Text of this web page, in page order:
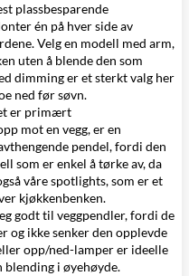
plassbesparende
én på hver side av
Velg en modell med arm,
uten å blende den som
dimming er et sterkt valg her
ned før søvn.
er primært
mot en vegg, er en
pendel, fordi den
som er enkel å tørke av, da
vårespotlights, som er et
kjøkkenbenken.
godt til veggpendler, fordi de
og ikke senker den opplevde
opp/ned-lamper er ideelle
i øyehøyde.